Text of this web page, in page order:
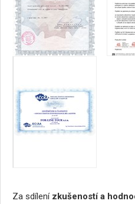
Za sdílení zkušeností a